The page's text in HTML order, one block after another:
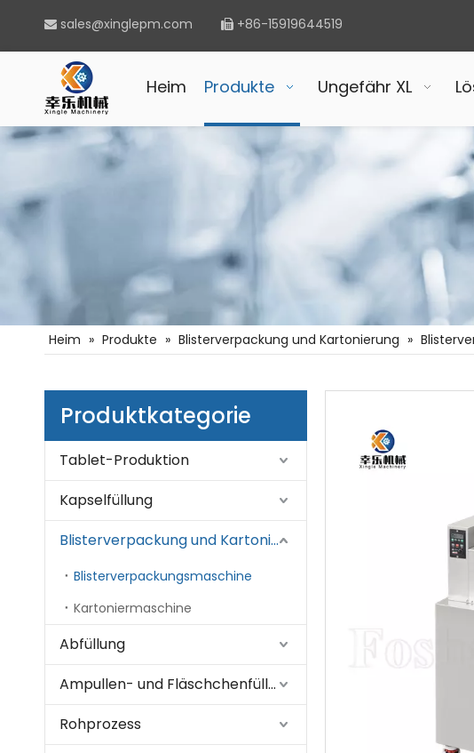
 sales@xinglepm.com  +86-15919644519
Heim Produkte Ungefähr XL
Heim » Produkte » Blisterverpackung und Kartonierung »
Produktkategorie
Tablet-Produktion
Kapselfüllung
Blisterverpackung und Kartonierung
Blisterverpackungsmaschine
Kartoniermaschine
Abfüllung
Ampullen- und Fläschchenfüllung
Rohprozess